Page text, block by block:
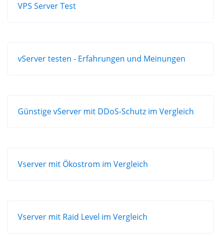
VPS Server Test
vServer testen - Erfahrungen und Meinungen
Günstige vServer mit DDoS-Schutz im Vergleich
Vserver mit Ökostrom im Vergleich
Vserver mit Raid Level im Vergleich